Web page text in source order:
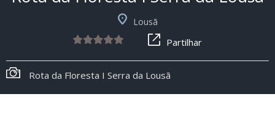
Lousã
Partilhar
Rota da Floresta I Serra da Lousã